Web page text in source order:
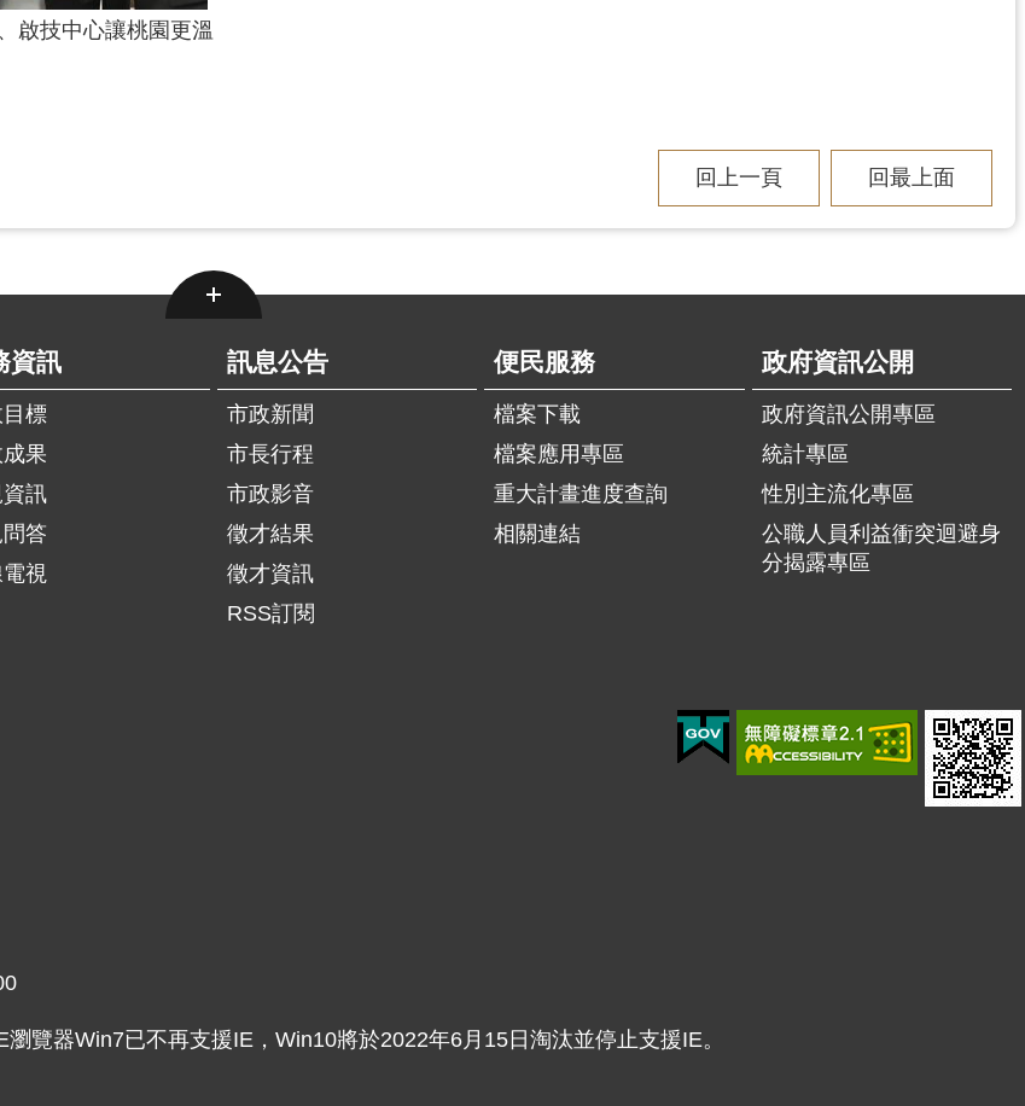
啟技中心讓桃園更溫
回上一頁 回最上面
資訊
標
果
訊
答
視
訊息公告
市政新聞
市長行程
市政影音
徵才結果
徵才資訊
RSS訂閱
便民服務
檔案下載
檔案應用專區
重大計畫進度查詢
相關連結
政府資訊公開
政府資訊公開專區
統計專區
性別主流化專區
公職人員利益衝突迴避身
分揭露專區
覽器Win7已不再支援IE，Win10將於2022年6月15日淘汰並停止支援IE。